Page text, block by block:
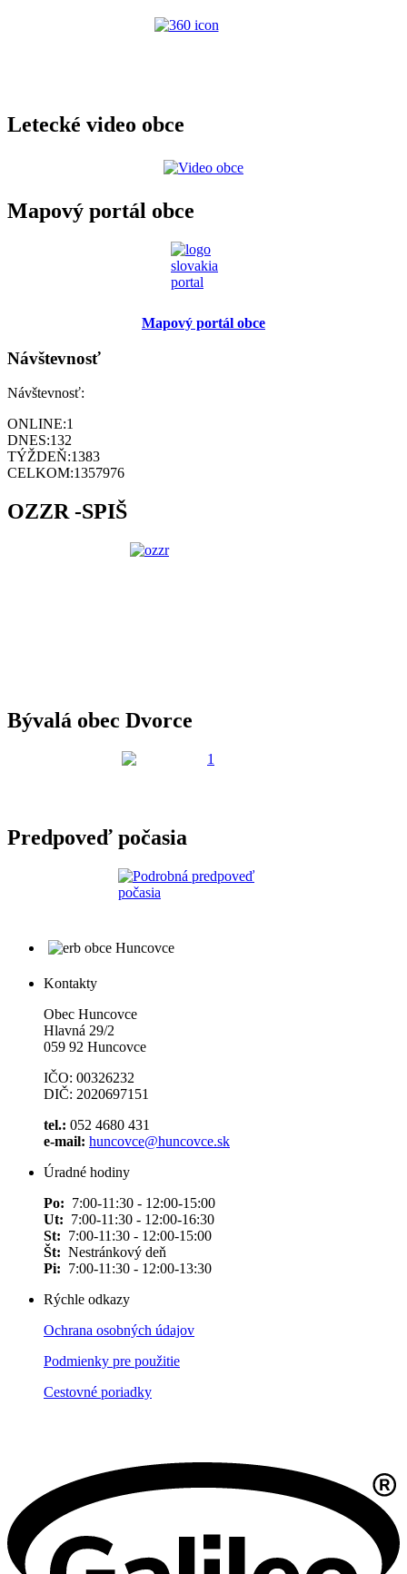
Letecké video obce
Mapový portál obce
Mapový portál obce
Návštevnosť
Návštevnosť:
ONLINE:1
DNES:132
TÝŽDEŇ:1383
CELKOM:1357976
OZZR -SPIŠ
Bývalá obec Dvorce
Predpoveď počasia
Kontakty
Obec Huncovce
Hlavná 29/2
059 92 Huncovce
IČO: 00326232
DIČ: 2020697151
tel.: 052 4680 431
e-mail: huncovce@huncovce.sk
Úradné hodiny
Po: 7:00-11:30 - 12:00-15:00
Ut: 7:00-11:30 - 12:00-16:30
St: 7:00-11:30 - 12:00-15:00
Št: Nestránkový deň
Pi: 7:00-11:30 - 12:00-13:30
Rýchle odkazy
Ochrana osobných údajov
Podmienky pre použitie
Cestovné poriadky